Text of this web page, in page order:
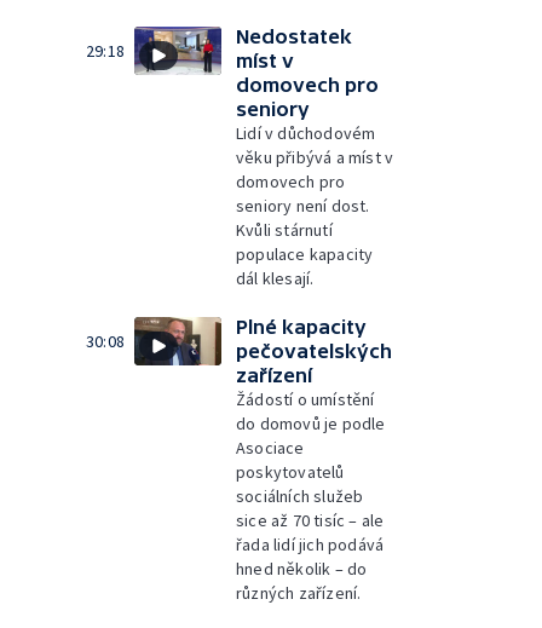
29:18
Nedostatek
míst v
domovech pro
seniory
Lidí v důchodovém
věku přibývá a míst v
domovech pro
seniory není dost.
Kvůli stárnutí
populace kapacity
dál klesají.
30:08
Plné kapacity
pečovatelských
zařízení
Žádostí o umístění
do domovů je podle
Asociace
poskytovatelů
sociálních služeb
sice až 70 tisíc – ale
řada lidí jich podává
hned několik – do
různých zařízení.